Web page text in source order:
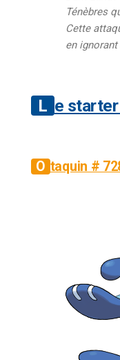
Ténèbres
Cette
en
Le
Otaquin #